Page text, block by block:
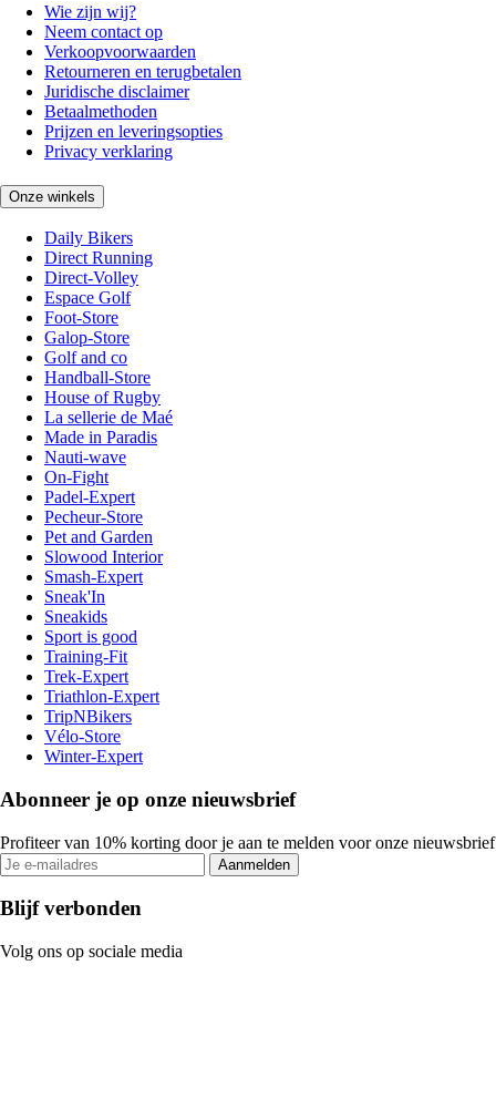
Wie zijn wij?
Neem contact op
Verkoopvoorwaarden
Retourneren en terugbetalen
Juridische disclaimer
Betaalmethoden
Prijzen en leveringsopties
Privacy verklaring
Onze winkels
Daily Bikers
Direct Running
Direct-Volley
Espace Golf
Foot-Store
Galop-Store
Golf and co
Handball-Store
House of Rugby
La sellerie de Maé
Made in Paradis
Nauti-wave
On-Fight
Padel-Expert
Pecheur-Store
Pet and Garden
Slowood Interior
Smash-Expert
Sneak'In
Sneakids
Sport is good
Training-Fit
Trek-Expert
Triathlon-Expert
TripNBikers
Vélo-Store
Winter-Expert
Abonneer je op onze nieuwsbrief
Profiteer van 10% korting door je aan te melden voor onze nieuwsbrief
Aanmelden
Blijf verbonden
Volg ons op sociale media